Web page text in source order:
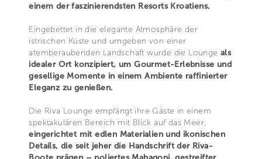
einem der faszinierendsten Resorts Kroatiens.
Eingebettet in die elegante Atmosphäre der
istrischen Küste und umgeben von einer
atemberaubenden Landschaft wurde die Lounge als
idealer Ort konzipiert, um Gourmet-Erlebnisse und
gesellige Momente in einem Ambiente raffinierter
Eleganz zu genießen.
Die Riva Lounge empfängt ihre Gäste in einem
spektakulären Bereich mit Blick auf das Meer,
eingerichtet mit edlen Materialien und ikonischen
Details, die seit jeher die Handschrift der Riva-